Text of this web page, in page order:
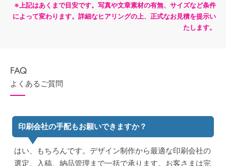
※上記はあくまで目安です。写真や文章素材の有無、サイズなど条件
によって変わります。詳細なヒアリングの上、正式なお見積を提示い
たします。
よくあるご質問
印刷会社の手配もお願いできますか？
はい、もちろんです。デザイン制作から最適な印刷会社の
選定、入稿、納品管理まで一括で承ります。お客さまは完